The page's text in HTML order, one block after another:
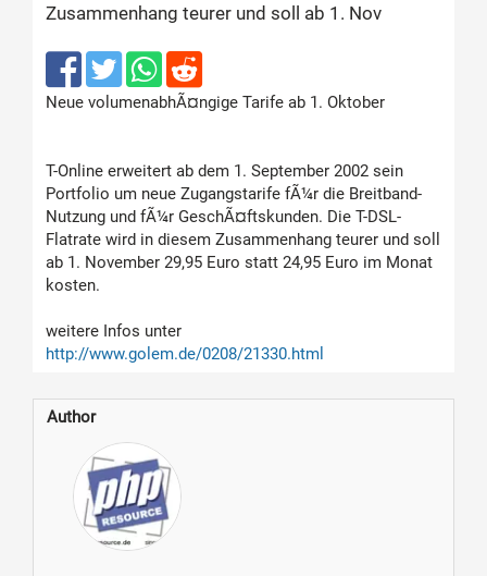
Zusammenhang teurer und soll ab 1. Nov
Neue volumenabhÃ¤ngige Tarife ab 1. Oktober
T-Online erweitert ab dem 1. September 2002 sein
Portfolio um neue Zugangstarife fÃ¼r die Breitband-
Nutzung und fÃ¼r GeschÃ¤ftskunden. Die T-DSL-
Flatrate wird in diesem Zusammenhang teurer und soll
ab 1. November 29,95 Euro statt 24,95 Euro im Monat
kosten.
weitere Infos unter
http://www.golem.de/0208/21330.html
Author